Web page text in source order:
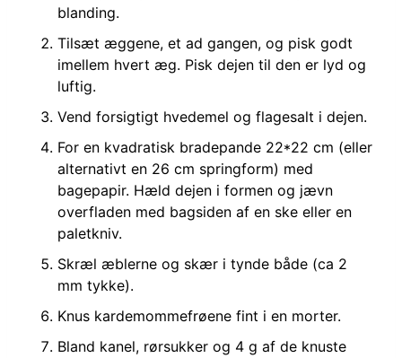
blanding.
Tilsæt æggene, et ad gangen, og pisk godt
imellem hvert æg. Pisk dejen til den er lyd og
luftig.
Vend forsigtigt hvedemel og flagesalt i dejen.
For en kvadratisk bradepande 22*22 cm (eller
alternativt en 26 cm springform) med
bagepapir. Hæld dejen i formen og jævn
overfladen med bagsiden af en ske eller en
paletkniv.
Skræl æblerne og skær i tynde både (ca 2
mm tykke).
Knus kardemommefrøene fint i en morter.
Bland kanel, rørsukker og 4 g af de knuste